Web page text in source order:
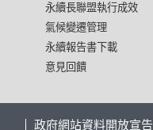
永續長聯盟執行成效
氣候變遷管理
永續報告書下載
意見回饋
政府網站資料開放宣告